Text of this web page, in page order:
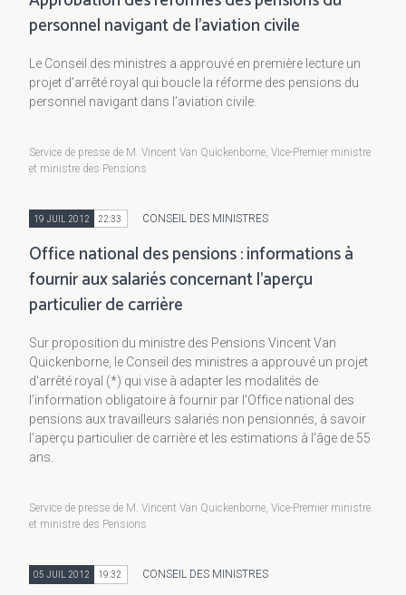
personnel navigant de l’aviation civile
Le Conseil des ministres a approuvé en première lecture un
projet d’arrêté royal qui boucle la réforme des pensions du
personnel navigant dans l’aviation civile.
Service de presse de M. Vincent Van Quickenborne, Vice-Premier ministre
et ministre des Pensions
19 JUIL 2012 22:33 CONSEIL DES MINISTRES
Office national des pensions : informations à
fournir aux salariés concernant l'aperçu
particulier de carrière
Sur proposition du ministre des Pensions Vincent Van
Quickenborne, le Conseil des ministres a approuvé un projet
d'arrêté royal (*) qui vise à adapter les modalités de
l’information obligatoire à fournir par l'Office national des
pensions aux travailleurs salariés non pensionnés, à savoir
l’aperçu particulier de carrière et les estimations à l’âge de 55
ans.
Service de presse de M. Vincent Van Quickenborne, Vice-Premier ministre
et ministre des Pensions
05 JUIL 2012 19:32 CONSEIL DES MINISTRES